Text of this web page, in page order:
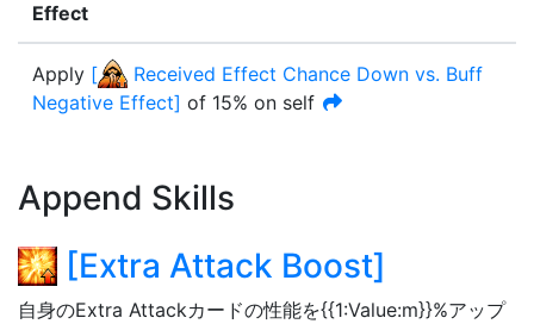
Effect
Apply [
Received Effect Chance Down vs. Buff
Negative Effect] of 15% on self
Append Skills
[Extra Attack Boost]
自身のExtra Attackカードの性能を{{1:Value:m}}%アップ